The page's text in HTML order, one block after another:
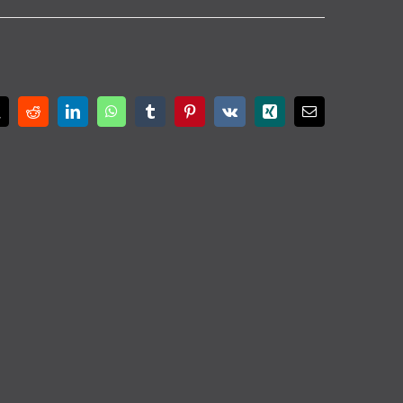
RedditLinkedInWhatsAppTumblrPinterest
Vk Xing
E-
Mail